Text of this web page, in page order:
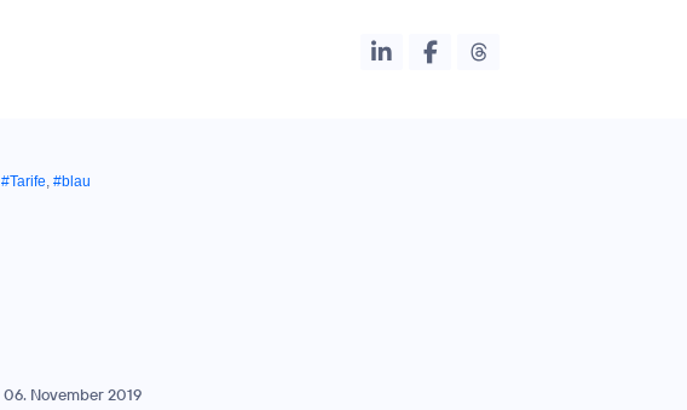
#Tarife, #blau
06. November 2019